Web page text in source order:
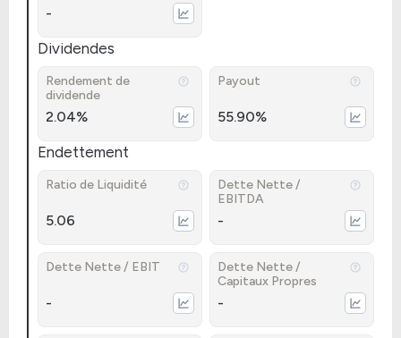
-
Dividendes
Rendement de
dividende
2.04%
Payout
55.90%
Endettement
Ratio de Liquidité
5.06
Dette Nette /
EBITDA
-
Dette Nette / EBIT
-
Dette Nette /
Capitaux Propres
-